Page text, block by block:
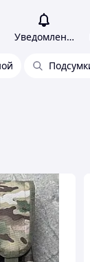
Уведомления